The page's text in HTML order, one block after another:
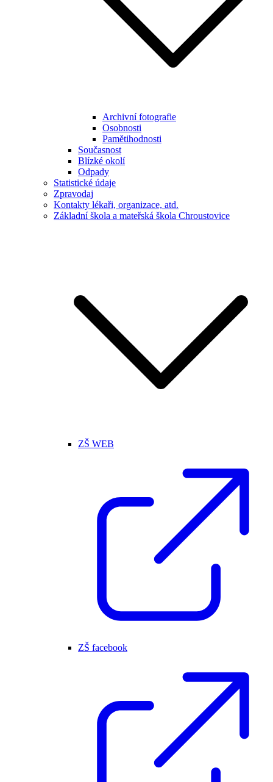
Archivní fotografie
Osobnosti
Pamětihodnosti
Současnost
Blízké okolí
Odpady
Statistické údaje
Zpravodaj
Kontakty lékaři, organizace, atd.
Základní škola a mateřská škola Chroustovice
ZŠ WEB
ZŠ facebook